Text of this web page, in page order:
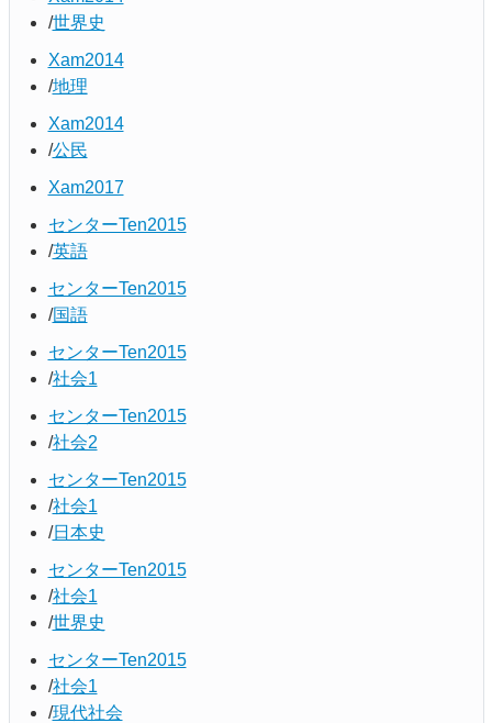
世界史
Xam2014
地理
Xam2014
公民
Xam2017
センターTen2015
英語
センターTen2015
国語
センターTen2015
社会1
センターTen2015
社会2
センターTen2015
社会1
日本史
センターTen2015
社会1
世界史
センターTen2015
社会1
現代社会